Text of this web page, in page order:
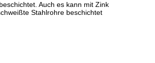
Auch es kann mit Zink
Stahlrohre beschichtet